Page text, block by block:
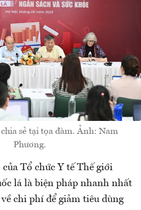
chia sẻ tại tọa đàm. Ảnh: Nam
Phương.
Tổ chức Y tế Thế giới
lá là biện pháp nhanh nhất
chi phí để giảm tiêu dùng